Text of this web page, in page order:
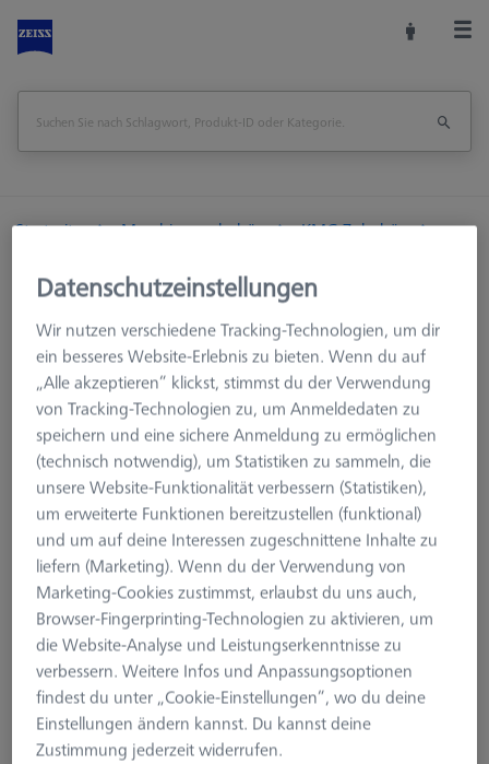
Startseite Maschinenzubehör
KMG Zubehör
Aufbewahrungsbox für KMG Zubehör
Seite drucken
Übersicht
Datenschutzeinstellungen
Wir nutzen verschiedene Tracking-Technologien, um dir
ein besseres Website-Erlebnis zu bieten. Wenn du auf
„Alle akzeptieren“ klickst, stimmst du der Verwendung
von Tracking-Technologien zu, um Anmeldedaten zu
speichern und eine sichere Anmeldung zu ermöglichen
(technisch notwendig), um Statistiken zu sammeln, die
unsere Website-Funktionalität verbessern (Statistiken),
um erweiterte Funktionen bereitzustellen (funktional)
und um auf deine Interessen zugeschnittene Inhalte zu
liefern (Marketing). Wenn du der Verwendung von
Marketing-Cookies zustimmst, erlaubst du uns auch,
Browser-Fingerprinting-Technologien zu aktivieren, um
die Website-Analyse und Leistungserkenntnisse zu
verbessern. Weitere Infos und Anpassungsoptionen
findest du unter „Cookie-Einstellungen“, wo du deine
Einstellungen ändern kannst. Du kannst deine
Zustimmung jederzeit widerrufen.